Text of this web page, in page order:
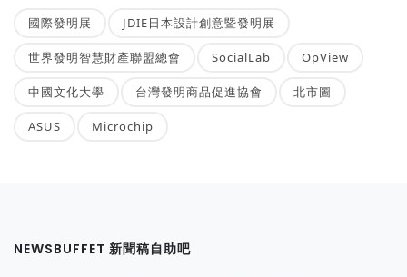
國際發明展 JDIE日本設計創意暨發明展
世界發明智慧財產聯盟總會 SocialLab OpView
中國文化大學 台灣發明商品促進協會 北市圖
ASUS Microchip
NEWSBUFFET 新聞稿自助吧